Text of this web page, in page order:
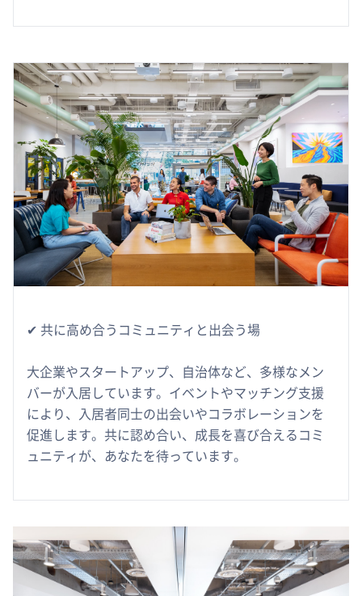
✔︎ 共に高め合うコミュニティと出会う場
大企業やスタートアップ、自治体など、多様なメン
バーが入居しています。イベントやマッチング支援
により、入居者同士の出会いやコラボレーションを
促進します。共に認め合い、成長を喜び合えるコミ
ュニティが、あなたを待っています。